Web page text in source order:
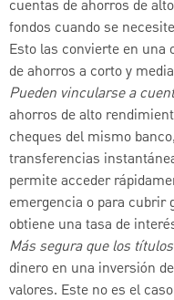
cuentas de ahorros de
fondos cuando se
Esto las convierte en una
de ahorros a corto y
Pueden vincularse a
ahorros de alto
cheques del mismo
transferencias
permite acceder
emergencia o para cubrir
obtiene una tasa de
Más segura que los
dinero en una inversión
valores. Este no es el